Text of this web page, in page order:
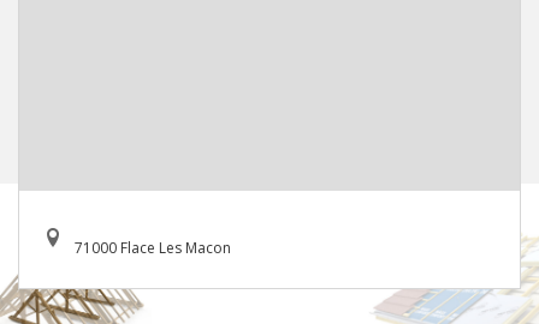
71000 Flace Les Macon